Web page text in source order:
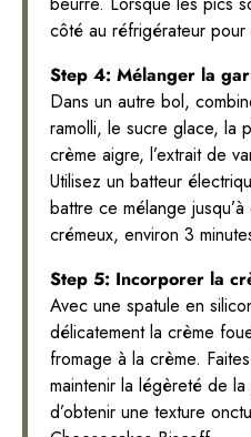
côté au réfrigérateur pour
Step 4: Mélanger la
Dans un autre bol,
ramolli, le sucre glace, la
crème aigre, l’extrait de
Utilisez un batteur
battre ce mélange
crémeux, environ 3
Step 5: Incorporer la
Avec une spatule en
délicatement la crème
fromage à la crème.
maintenir la légèreté de
d’obtenir une texture